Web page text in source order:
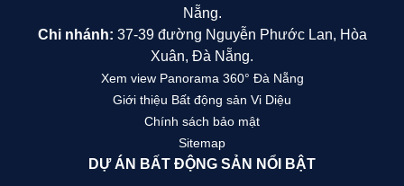
Nẵng.
Chi nhánh: 37-39 đường Nguyễn Phước Lan, Hòa
Xuân, Đà Nẵng.
Xem view Panorama 360° Đà Nẵng
Giới thiệu Bất động sản Vi Diệu
Chính sách bảo mật
Sitemap
DỰ ÁN BẤT ĐỘNG SẢN NỔI BẬT